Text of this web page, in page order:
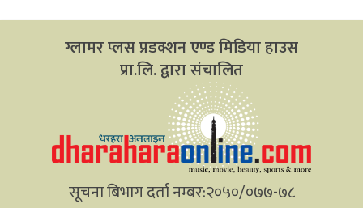
ग्लामर प्लस प्रडक्शन एण्ड मिडिया हाउस
प्रा.लि. द्वारा संचालित
सूचना बिभाग दर्ता नम्बर:२०५०/०७७-७८